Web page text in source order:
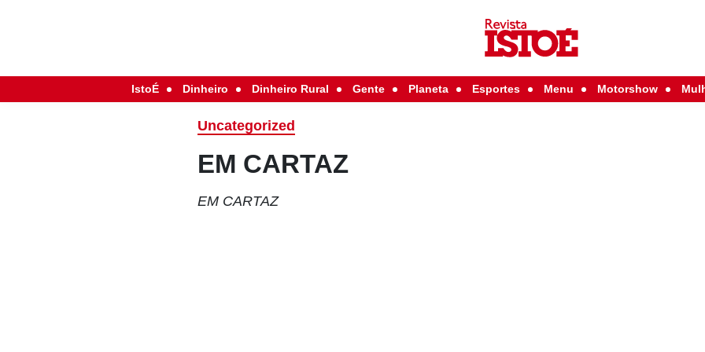
IstoÉ Dinheiro Dinheiro Rural Gente Planeta Esportes Menu Motorshow
Uncategorized
EM CARTAZ
EM CARTAZ